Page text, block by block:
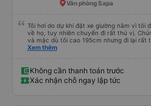
Văn phòng Sapa
Tôi hơi do dự khi đặt xe giường nằm vì tôi
về họ, tuy nhiên chuyến đi rất thú vị.
và mặc dù tôi cao 195cm nhưng đi lại rất
thời gian (mặc dù tôi không thể duỗi chân
Giường sạch sẽ và tài xế xe buýt thỉnh
bạn nên xe buýt này. Và nếu bạn cao
tiền để có chiếc giường tốt hơn.
Xem thêm
Không cần thanh toán trước
Xác nhận chỗ ngay lập tức